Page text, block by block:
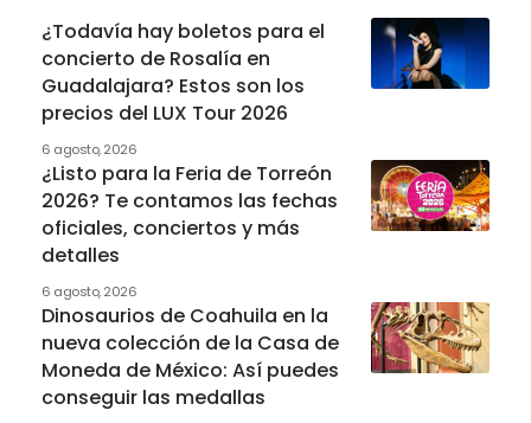
¿Todavía hay boletos para el
concierto de Rosalía en
Guadalajara? Estos son los
precios del LUX Tour 2026
6 agosto, 2026
¿Listo para la Feria de Torreón
2026? Te contamos las fechas
oficiales, conciertos y más
detalles
6 agosto, 2026
Dinosaurios de Coahuila en la
nueva colección de la Casa de
Moneda de México: Así puedes
conseguir las medallas